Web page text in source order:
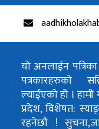
यो अनलाईन
पत्रकारहरुको
ल्याईएको हो ।
प्रदेश, विशेषत:
रहनेछौ !